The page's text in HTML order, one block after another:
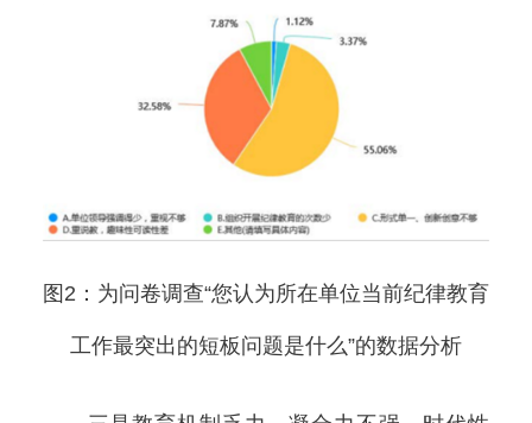
图2：为问卷调查“您认为所在单位当前纪律教育
工作最突出的短板问题是什么”的数据分析